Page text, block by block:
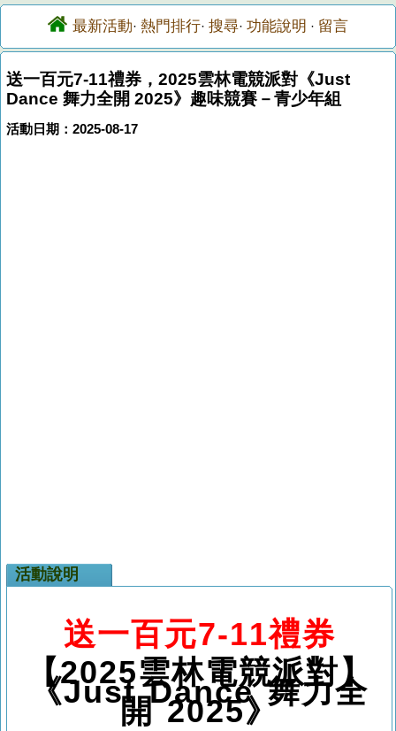
最新活動· 熱門排行· 搜尋· 功能說明 · 留言
送一百元7-11禮券，2025雲林電競派對《Just
Dance 舞力全開 2025》趣味競賽－青少年組
活動日期：2025-08-17
活動說明
送一百元7-11禮券
【2025雲林電競派對】
《Just Dance 舞力全
開 2025》